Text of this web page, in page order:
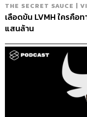
THE SECRET SAUCE |
เลือดข้น LVMH ใครคือ
แสนล้าน